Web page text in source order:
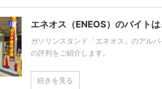
エネオス（ENEOS）のバイト
ガソリンスタンド「エネオス」のアル
の評判をご紹介します。
続きを見る